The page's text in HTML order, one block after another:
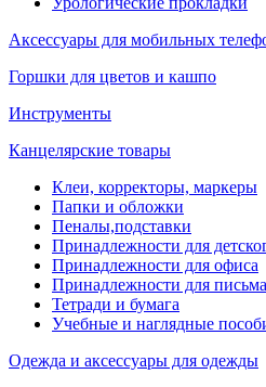
Аксессуары для мобильных
Горшки для цветов и кашпо
Инструменты
Канцелярские товары
Клеи, корректоры, маркеры
Папки и обложки
Пеналы,подставки
Принадлежности для
Принадлежности для офиса
Принадлежности для
Тетради и бумага
Учебные и наглядные
Одежда и аксессуары для одежды